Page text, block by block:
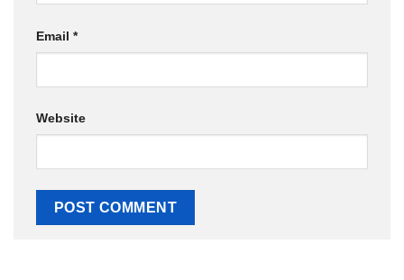
Email *
Website